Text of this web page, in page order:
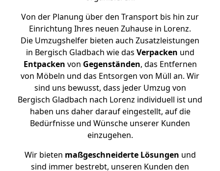
Von der Planung über den Transport bis hin zur
Einrichtung Ihres neuen Zuhause in Lorenz.
Die Umzugshelfer bieten auch Zusatzleistungen
in Bergisch Gladbach wie das Verpacken und
Entpacken von Gegenständen, das Entfernen
von Möbeln und das Entsorgen von Müll an. Wir
sind uns bewusst, dass jeder Umzug von
Bergisch Gladbach nach Lorenz individuell ist und
haben uns daher darauf eingestellt, auf die
Bedürfnisse und Wünsche unserer Kunden
einzugehen.
Wir bieten maßgeschneiderte Lösungen und
sind immer bestrebt, unseren Kunden den